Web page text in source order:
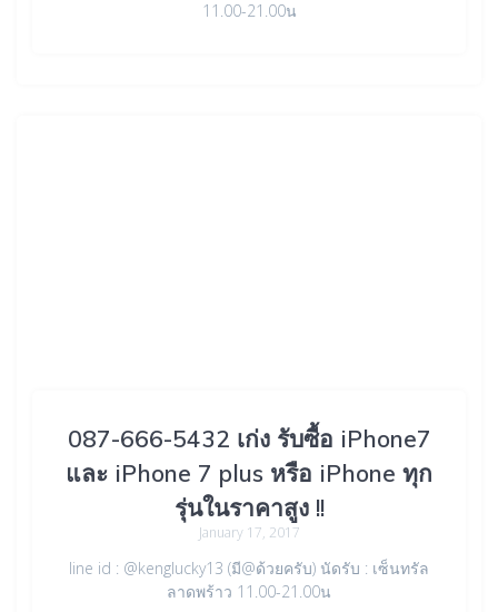
11.00-21.00น
087-666-5432 เก่ง รับซื้อ iPhone7
และ iPhone 7 plus หรือ iPhone ทุก
รุ่นในราคาสูง !!
January 17, 2017
line id : @kenglucky13 (มี@ด้วยครับ) นัดรับ : เซ็นทรัล
ลาดพร้าว 11.00-21.00น